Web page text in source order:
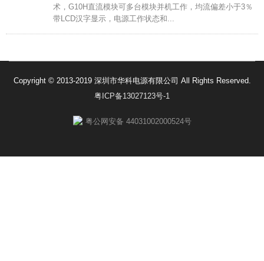
术，G10H直流模块可多台模块并机工作，均流偏差小于3％
带LCD汉字显示，电源工作状态和...
Copyright © 2013-2019 深圳市华科电源有限公司 All Rights Reserved.
粤ICP备13027123号-1
粤公网安备 44031002000524号